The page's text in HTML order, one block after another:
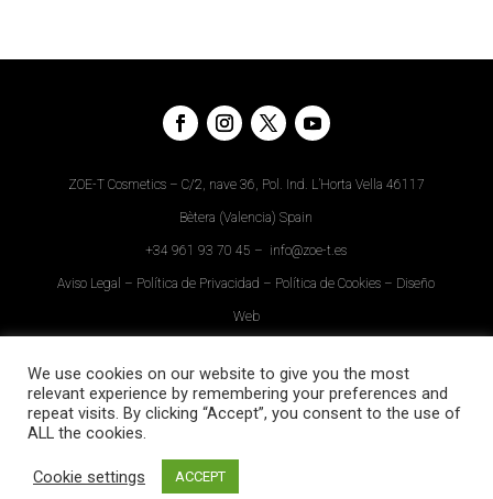
ZOE-T Cosmetics – C/2, nave 36, Pol. Ind. L’Horta Vella 46117
Bètera (Valencia) Spain
+34961 93 70 45 – info@zoe-t.es
Aviso Legal – Política de Privacidad – Política de Cookies – Diseño
Web
We use cookies on our website to give you the most
relevant experience by remembering your preferences and
repeat visits. By clicking “Accept”, you consent to the use of
ALL the cookies.
Cookie settings ACCEPT